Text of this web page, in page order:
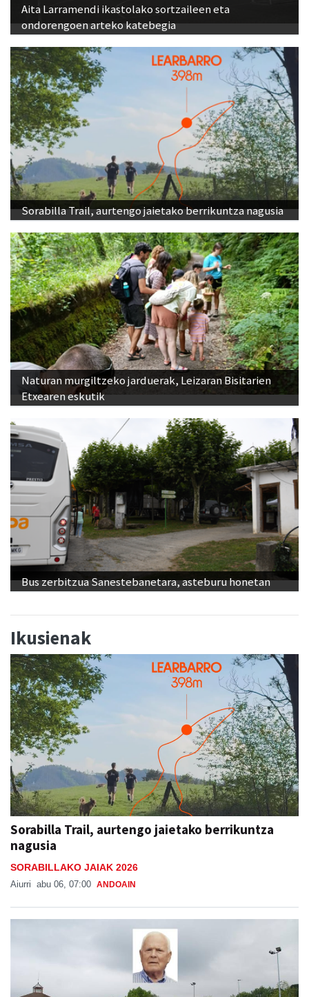
Aita Larramendi ikastolako sortzaileen eta
ondorengoen arteko katebegia
Sorabilla Trail, aurtengo jaietako berrikuntza nagusia
Naturan murgiltzeko jarduerak, Leizaran Bisitarien
Etxearen eskutik
Bus zerbitzua Sanestebanetara, asteburu honetan
Ikusienak
Sorabilla Trail, aurtengo jaietako berrikuntza
nagusia
SORABILLAKO JAIAK 2026
Aiurri abu 06, 07:00 ANDOAIN